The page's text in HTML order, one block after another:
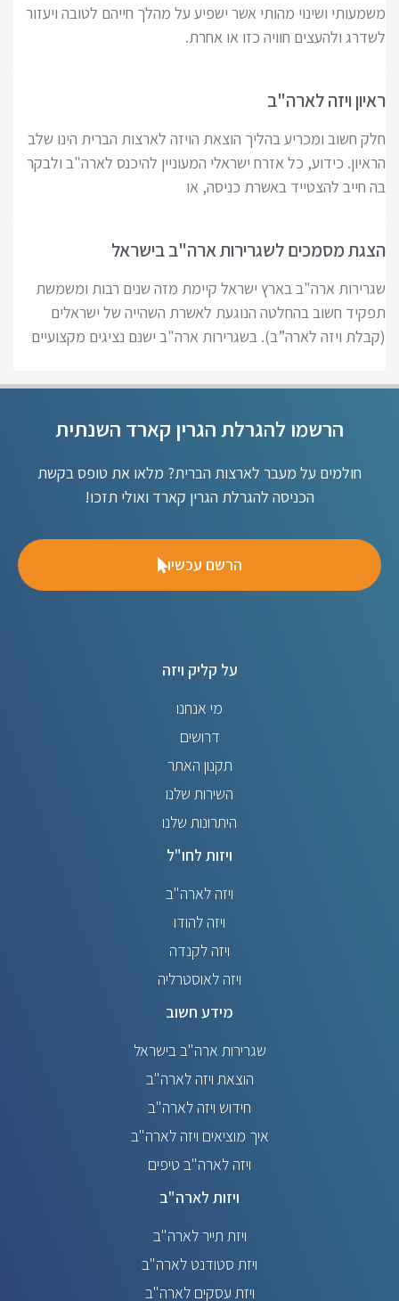
משמעותי ושינוי מהותי אשר ישפיע על מהלך חייהם לטובה ויעזור
לשדרג ולהעצים חוויה כזו או אחרת.
ראיון ויזה לארה"ב
חלק חשוב ומכריע בהליך הוצאת הויזה לארצות הברית הינו שלב
הראיון. כידוע, כל אזרח ישראלי המעוניין להיכנס לארה"ב ולבקר
בה חייב להצטייד באשרת כניסה, או
הצגת מסמכים לשגרירות ארה"ב בישראל
שגרירות ארה"ב בארץ ישראל קיימת מזה שנים רבות ומשמשת
תפקיד חשוב בהחלטה הנוגעת לאשרת השהייה של ישראלים
(קבלת ויזה לארה”ב). בשגרירות ארה"ב ישנם נציגים מקצועיים
הרשמו להגרלת הגרין קארד השנתית
חולמים על מעבר לארצות הברית? מלאו את טופס בקשת
הכניסה להגרלת הגרין קארד ואולי תזכו!
הרשם עכשיו
על קליק ויזה
מי אנחנו
דרושים
תקנון האתר
השירות שלנו
היתרונות שלנו
ויזות לחו"ל
ויזה לארה"ב
ויזה להודו
ויזה לקנדה
ויזה לאוסטרליה
מידע חשוב
שגרירות ארה"ב בישראל
הוצאת ויזה לארה"ב
חידוש ויזה לארה"ב
איך מוציאים ויזה לארה"ב
ויזה לארה"ב טיפים
ויזות לארה"ב
ויזת תייר לארה"ב
ויזת סטודנט לארה"ב
ויזת עסקים לארה"ב